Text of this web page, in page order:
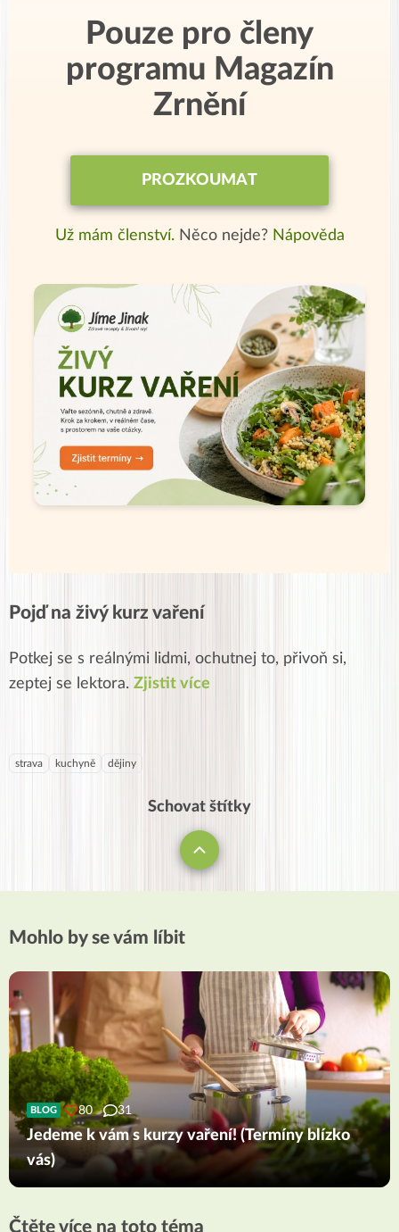
Pouze pro členy
programu Magazín
Zrnění
PROZKOUMAT
Už mám členství. Něco nejde? Nápověda
Pojď na živý kurz vaření
Potkej se s reálnými lidmi, ochutnej to, přivoň si,
zeptej se lektora. Zjistit více
strava kuchyně dějiny
Schovat štítky
Mohlo by se vám líbit
BLOG 80 31
Jedeme k vám s kurzy vaření! (Termíny blízko
vás)
Čtěte více na toto téma